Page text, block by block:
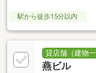
駅から徒歩15分以内
貸店舗（建物一
燕ビル